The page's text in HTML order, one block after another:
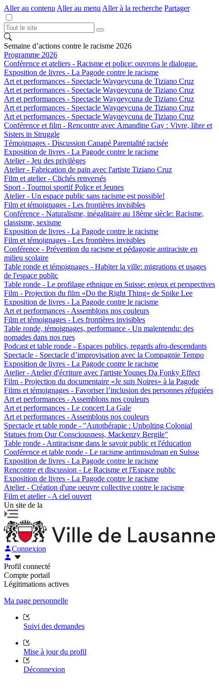
Aller au contenu Aller au menu Aller à la recherche Partager
Semaine d’actions contre le racisme 2026
Programme 2026
Conférence et ateliers - Racisme et police: ouvrons le dialogue.
Exposition de livres - La Pagode contre le racisme
Art et performances - Spectacle Wayqeycuna de Tiziano Cruz
Art et performances - Spectacle Wayqeycuna de Tiziano Cruz
Art et performances - Spectacle Wayqeycuna de Tiziano Cruz
Art et performances - Spectacle Wayqeycuna de Tiziano Cruz
Art et performances - Spectacle Wayqeycuna de Tiziano Cruz
Conférence et film - Rencontre avec Amandine Gay : Vivre, libre et
Sisters in Struggle
Témoignages - Discussion Canapé Parentalité racisée
Exposition de livres - La Pagode contre le racisme
Atelier - Jeu des privilèges
Atelier - Fabrication de pain avec l'artiste Tiziano Cruz
Film et atelier - Clichés renversés
Sport - Tournoi sportif Police et Jeunes
Atelier - Un espace public sans racisme est possible!
Film et témoignages - Les frontières invisibles
Conférence - Naturalisme, inégalitaire au 18ème siècle: Racisme,
classisme, sexisme
Exposition de livres - La Pagode contre le racisme
Film et témoignages - Les frontières invisibles
Conférence - Prévention du racisme et pédagogie antiraciste en
milieu scolaire
Table ronde et témoignages - Habiter la ville: migrations et usages
de l'espace public
Table ronde - Le profilage ethnique en Suisse: enjeux et perspectives
Film - Projection du film «Do the Right Thing» de Spike Lee
Exposition de livres - La Pagode contre le racisme
Art et performances - Assemblons nos couleurs
Film et témoignages - Les frontières invisibles
Table ronde, témoignages, performance - Un malentendu: des
nomades dans nos rues
Podcast et table ronde - Espaces publics, regards afro-descendants
Spectacle - Spectacle d’improvisation avec la Compagnie Tempo
Exposition de livres - La Pagode contre le racisme
Atelier - Atelier d'écriture avec l'artiste Younes Da Fonky Effect
Film - Projection du documentaire «Je suis Noires» à la Pagode
Films et témoignages - Favoriser l’inclusion des personnes réfugiées
Art et performances - Assemblons nos couleurs
Art et performances - Le concert La Gale
Art et performances - Assemblons nos couleurs
Spectacle et table ronde - "Autothérapie : Unbolting Colonial
Statues from Our Consciousness, Mackenzy Bergile"
Table ronde - Antiracisme dans le savoir public et l'éducation
Conférence et table ronde - Le racisme antimusulman en Suisse
Exposition de livres - La Pagode contre le racisme
Rencontre et discussion - Le Racisme et l'Espace public
Exposition de livres - La Pagode contre le racisme
Atelier - Création d'une oeuvre collective contre le racisme
Film et atelier - A ciel ouvert
Un site de la
Connexion
Profil connecté
Compte portail
Légitimations actives
Ma page personnelle
Suivi des demandes
Mise à jour du profil
Déconnexion